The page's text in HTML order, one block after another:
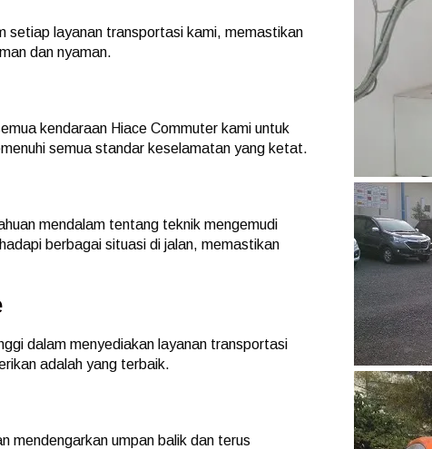
setiap layanan transportasi kami, memastikan
dan nyaman.
kendaraan Hiace Commuter kami untuk
semua standar keselamatan yang ketat.
mendalam tentang teknik mengemudi
berbagai situasi di jalan, memastikan
dalam menyediakan layanan transportasi
adalah yang terbaik.
mendengarkan umpan balik dan terus